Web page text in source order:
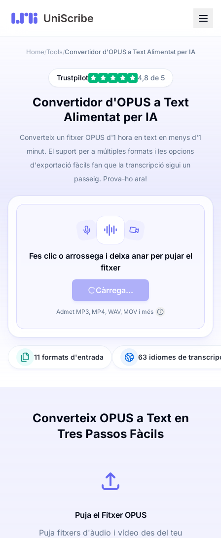
Home/Tools/Convertidor d'OPUS a Text Alimentat per IA
Trustpilot 4,8 de 5
Convertidor d'OPUS a Text
Alimentat per IA
Converteix un fitxer OPUS d'1 hora en text en menys d'1
minut. El suport per a múltiples formats i les opcions
d'exportació fàcils fan que la transcripció sigui un
passeig. Prova-ho ara!
Fes clic o arrossega i deixa anar per pujar el
fitxer
Càrrega...
Admet MP3, MP4, WAV, MOV i més
11 formats d'entrada 63 idiomes de
Converteix OPUS a Text en
Tres Passos Fàcils
Puja el Fitxer OPUS
Puja fitxers d'àudio i vídeo des del teu